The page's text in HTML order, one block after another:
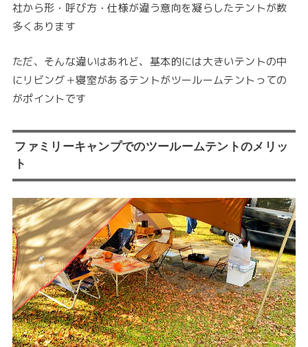
社から形・呼び方・仕様が違う意向を凝らしたテントが数
多くあります
ただ、そんな違いはあれど、基本的には大きいテントの中
にリビング＋寝室があるテントがツールームテントっての
がポイントです
ファミリーキャンプでのツールームテントのメリッ
ト